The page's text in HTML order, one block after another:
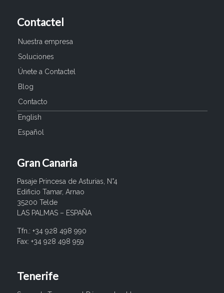
Contactel
Nuestra empresa
Soluciones
Únete a Contactel
Blog
Contacto
English
Español
Gran Canaria
Pasaje Princesa de Asturias, N°4
Edificio Tamar, Arnao
35200 Telde
LAS PALMAS – ESPAÑA
Tfn.: +34 928 498 990
Fax: +34 928 498 959
Tenerife